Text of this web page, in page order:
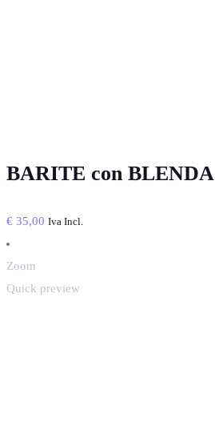
BARITE con BLENDA
€ 35,00 Iva Incl.
Zoom
Quick preview